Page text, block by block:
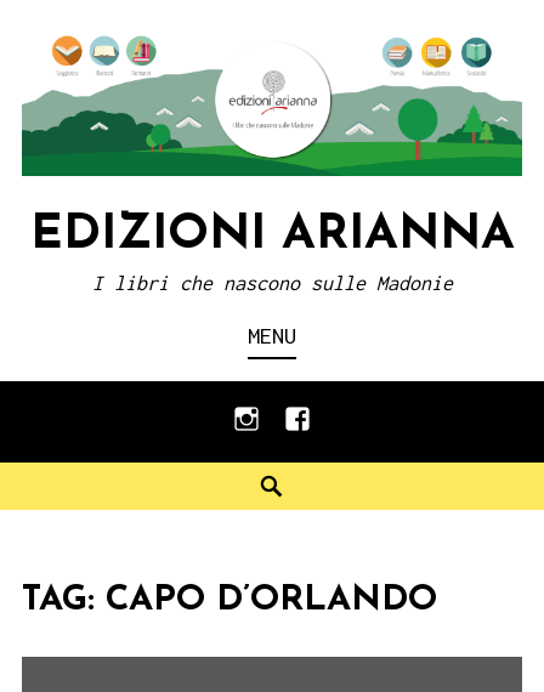
content
EDIZIONI ARIANNA
I libri che nascono sulle Madonie
MENU
instagramfacebook
TAG: CAPO D’ORLANDO